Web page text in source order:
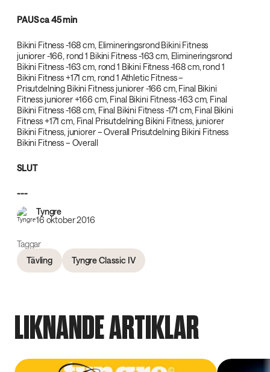
PAUS ca 45 min‌
Bikini Fitness -168 cm, Elimineringsrond Bikini Fitness
juniorer -166, rond 1 Bikini Fitness -163 cm, Elimineringsrond
Bikini Fitness -163 cm, rond 1 Bikini Fitness -168 cm, rond 1
Bikini Fitness +171 cm, rond 1 Athletic Fitness –
Prisutdelning Bikini Fitness juniorer -166 cm, Final Bikini
Fitness juniorer +166 cm, Final Bikini Fitness -163 cm, Final
Bikini Fitness -168 cm, Final Bikini Fitness -171 cm, Final Bikini
Fitness +171 cm, Final Prisutdelning Bikini Fitness, juniorer
Bikini Fitness, juniorer – Overall Prisutdelning Bikini Fitness
Bikini Fitness – Overall
SLUT‌
---‌
Tyngre
16 oktober 2016
Taggar
Tävling
Tyngre Classic IV
LIKNANDE ARTIKLAR